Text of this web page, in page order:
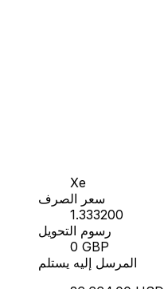
Xe
سعر الصرف
1.333200
رسوم التحويل
0 GBP
المرسل إليه يستلم